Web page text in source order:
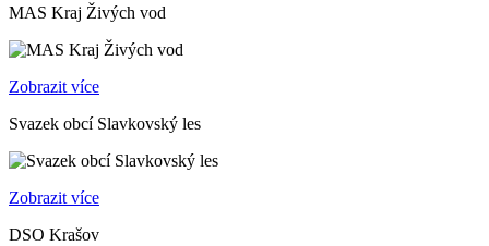
MAS Kraj Živých vod
Zobrazit více
Svazek obcí Slavkovský les
Zobrazit více
DSO Krašov